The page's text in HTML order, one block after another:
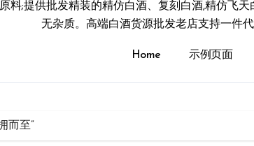
料;提供批发精装的精仿白酒、复刻白酒,精仿飞
无杂质。高端白酒货源批发老店支持一件
Home 示例页面
而至”